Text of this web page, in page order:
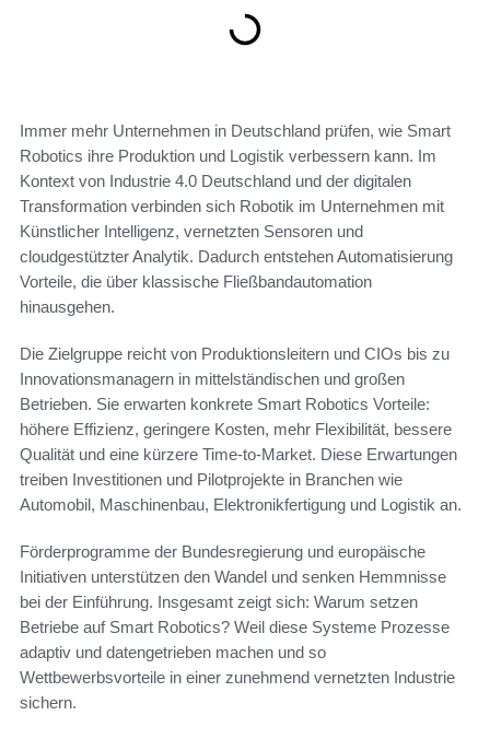
Immer mehr Unternehmen in Deutschland prüfen, wie Smart
Robotics ihre Produktion und Logistik verbessern kann. Im
Kontext von Industrie 4.0 Deutschland und der digitalen
Transformation verbinden sich Robotik im Unternehmen mit
Künstlicher Intelligenz, vernetzten Sensoren und
cloudgestützter Analytik. Dadurch entstehen Automatisierung
Vorteile, die über klassische Fließbandautomation
hinausgehen.
Die Zielgruppe reicht von Produktionsleitern und CIOs bis zu
Innovationsmanagern in mittelständischen und großen
Betrieben. Sie erwarten konkrete Smart Robotics Vorteile:
höhere Effizienz, geringere Kosten, mehr Flexibilität, bessere
Qualität und eine kürzere Time-to-Market. Diese Erwartungen
treiben Investitionen und Pilotprojekte in Branchen wie
Automobil, Maschinenbau, Elektronikfertigung und Logistik an.
Förderprogramme der Bundesregierung und europäische
Initiativen unterstützen den Wandel und senken Hemmnisse
bei der Einführung. Insgesamt zeigt sich: Warum setzen
Betriebe auf Smart Robotics? Weil diese Systeme Prozesse
adaptiv und datengetrieben machen und so
Wettbewerbsvorteile in einer zunehmend vernetzten Industrie
sichern.